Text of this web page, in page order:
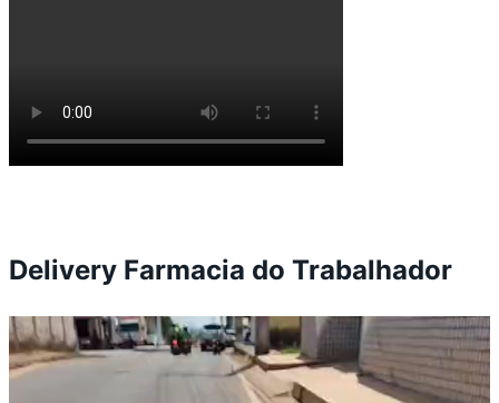
Delivery Farmacia do Trabalhador